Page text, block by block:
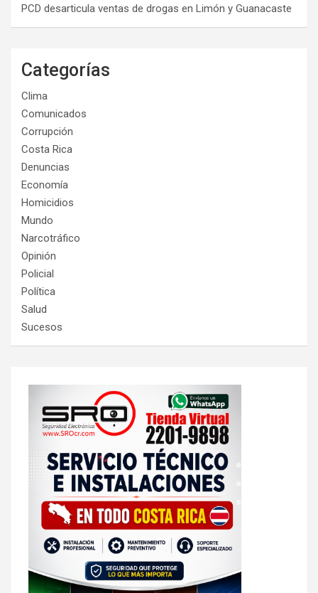
PCD desarticula ventas de drogas en Limón y Guanacaste
Categorías
Clima
Comunicados
Corrupción
Costa Rica
Denuncias
Economía
Homicidios
Mundo
Narcotráfico
Opinión
Policial
Política
Salud
Sucesos